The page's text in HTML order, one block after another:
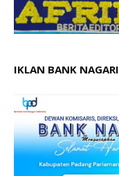
IKLAN BANK NAGARI